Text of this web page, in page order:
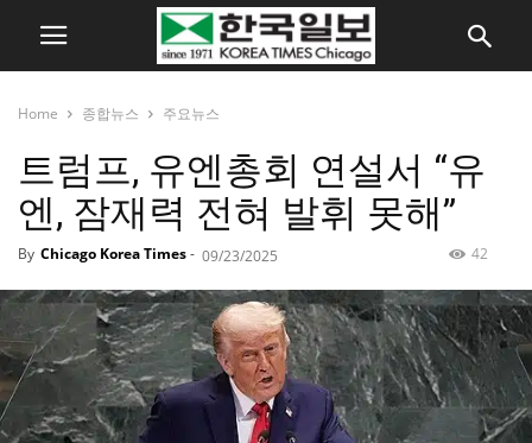
Home 종합뉴스 주요뉴스
트럼프, 유엔총회 연설서 “유
엔, 잠재력 전혀 발휘 못해”
By Chicago Korea Times- 09/23/2025 42